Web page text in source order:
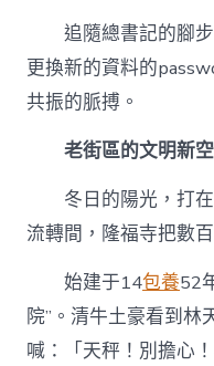
追隨總書記的腳
更換新的資料的
共振的脈搏。
老街區的文明新
冬日的陽光，打
流轉間，隆福寺把數
始建于14包養52
院”。清牛土豪看到林
喊：「天秤！別擔心